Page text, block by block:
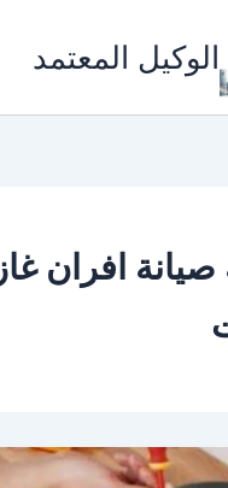
الوكيل المعتمد
افران غاز